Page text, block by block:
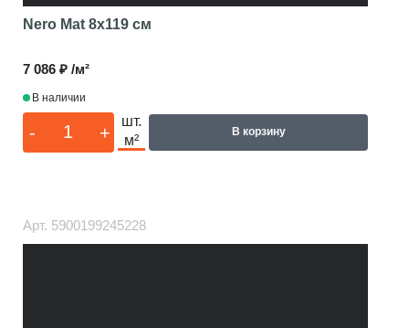
Nero Mat 8x119 см
7 086 ₽ /м²
В наличии
- +
шт.
м²
В корзину
Арт. 5900199245228